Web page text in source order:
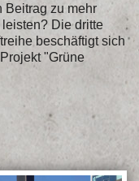
Beitrag zu mehr
Die dritte
beschäftigt sich
"Grüne